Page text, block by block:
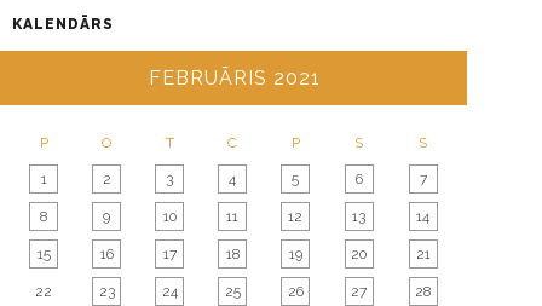
KALENDĀRS
FEBRUĀRIS 2021
P O T C P S S
1 2 3 4 5 6 7
8 9 10 11 12 13 14
15 16 17 18 19 20 21
22 23 24 25 26 27 28